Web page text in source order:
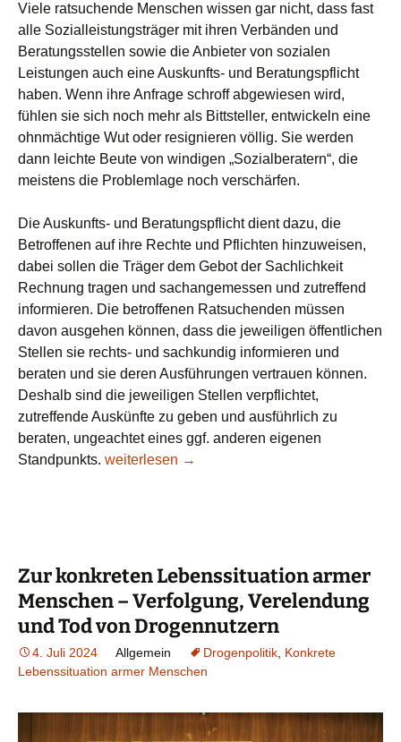
Viele ratsuchende Menschen wissen gar nicht, dass fast
alle Sozialleistungsträger mit ihren Verbänden und
Beratungsstellen sowie die Anbieter von sozialen
Leistungen auch eine Auskunfts- und Beratungspflicht
haben. Wenn ihre Anfrage schroff abgewiesen wird,
fühlen sie sich noch mehr als Bittsteller, entwickeln eine
ohnmächtige Wut oder resignieren völlig. Sie werden
dann leichte Beute von windigen „Sozialberatern“, die
meistens die Problemlage noch verschärfen.
Die Auskunfts- und Beratungspflicht dient dazu, die
Betroffenen auf ihre Rechte und Pflichten hinzuweisen,
dabei sollen die Träger dem Gebot der Sachlichkeit
Rechnung tragen und sachangemessen und zutreffend
informieren. Die betroffenen Ratsuchenden müssen
davon ausgehen können, dass die jeweiligen öffentlichen
Stellen sie rechts- und sachkundig informieren und
beraten und sie deren Ausführungen vertrauen können.
Deshalb sind die jeweiligen Stellen verpflichtet,
zutreffende Auskünfte zu geben und ausführlich zu
beraten, ungeachtet eines ggf. anderen eigenen
Standpunkts. Über die konkrete Lebenssituation armer
weiterlesen →
Zur konkreten Lebenssituation armer
Menschen – Verfolgung, Verelendung
und Tod von Drogennutzern
4. Juli 2024 Allgemein Drogenpolitik, Konkrete
Lebenssituation armer Menschen